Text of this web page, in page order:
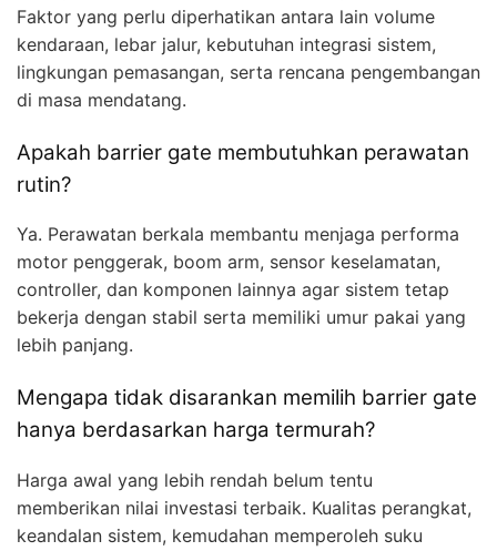
Faktor yang perlu diperhatikan antara lain volume
kendaraan, lebar jalur, kebutuhan integrasi sistem,
lingkungan pemasangan, serta rencana pengembangan
di masa mendatang.
Apakah barrier gate membutuhkan perawatan
rutin?
Ya. Perawatan berkala membantu menjaga performa
motor penggerak, boom arm, sensor keselamatan,
controller, dan komponen lainnya agar sistem tetap
bekerja dengan stabil serta memiliki umur pakai yang
lebih panjang.
Mengapa tidak disarankan memilih barrier gate
hanya berdasarkan harga termurah?
Harga awal yang lebih rendah belum tentu
memberikan nilai investasi terbaik. Kualitas perangkat,
keandalan sistem, kemudahan memperoleh suku